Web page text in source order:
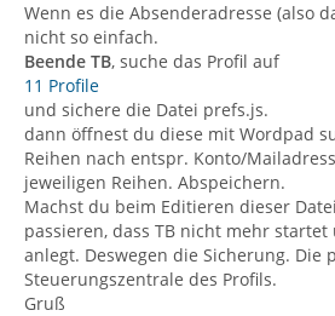
Wenn es die Absenderadresse (also
nicht so einfach.
Beende TB, suche das Profil auf
11 Profile
und sichere die Datei prefs.js.
dann öffnest du diese mit Wordpad
Reihen nach entspr. Konto/
jeweiligen Reihen. Abspeichern.
Machst du beim Editieren dieser
passieren, dass TB nicht mehr
anlegt. Deswegen die Sicherung. Die
Steuerungszentrale des Profils.
Gruß